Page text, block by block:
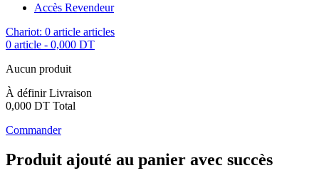
Accès Revendeur
Chariot: 0 article articles
0 article - 0,000 DT
Aucun produit
À définirLivraison
0,000 DT Total
Commander
Produit ajouté au panier avec succès